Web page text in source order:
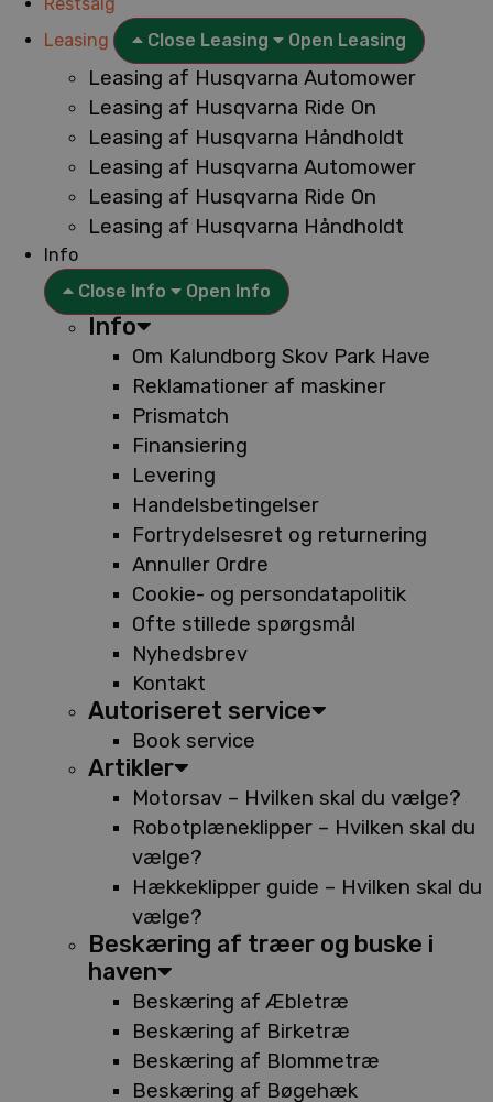
Leasing
Close Leasing Open Leasing
Leasing af Husqvarna Automower
Leasing af Husqvarna Ride On
Leasing af Husqvarna Håndholdt
Leasing af Husqvarna Automower
Leasing af Husqvarna Ride On
Leasing af Husqvarna Håndholdt
Info
Close Info
Open Info
Info
Om Kalundborg Skov Park Have
Reklamationer af maskiner
Prismatch
Finansiering
Levering
Handelsbetingelser
Fortrydelsesret og returnering
Annuller Ordre
Cookie- og persondatapolitik
Ofte stillede spørgsmål
Nyhedsbrev
Kontakt
Autoriseret service
Book service
Artikler
Motorsav – Hvilken skal du vælge?
Robotplæneklipper – Hvilken skal du
vælge?
Hækkeklipper guide – Hvilken skal du
vælge?
Beskæring af træer og buske i
haven
Beskæring af Æbletræ
Beskæring af Birketræ
Beskæring af Blommetræ
Beskæring af Bøgehæk